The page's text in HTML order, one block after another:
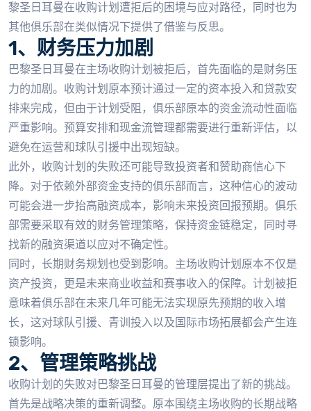
黎圣日耳曼在收购计划遭拒后的困境与应对路径，同时也为
其他俱乐部在类似情况下提供了借鉴与反思。
1、财务压力加剧
巴黎圣日耳曼在主场收购计划被拒后，首先面临的是财务压
力的加剧。收购计划原本预计通过一定的资本投入和贷款安
排来完成，但由于计划受阻，俱乐部原本的资金流动性面临
严重影响。预算安排和现金流管理都需要进行重新评估，以
避免在运营和球队引援中出现短缺。
此外，收购计划的失败还可能导致投资者和赞助商信心下
降。对于依赖外部资金支持的俱乐部而言，这种信心的波动
可能会进一步抬高融资成本，影响未来投资回报预期。俱乐
部需要采取有效的财务管理策略，保持资金链稳定，同时寻
找新的融资渠道以应对不确定性。
同时，长期财务规划也受到影响。主场收购计划原本不仅是
资产投资，更是未来商业收益和赛事收入的保障。计划被拒
意味着俱乐部在未来几年可能无法实现原先预期的收入增
长，这对球队引援、青训投入以及国际市场拓展都会产生连
锁影响。
2、管理策略挑战
收购计划的失败对巴黎圣日耳曼的管理层提出了新的挑战。
首先是战略决策的重新调整。原本围绕主场收购的长期战略